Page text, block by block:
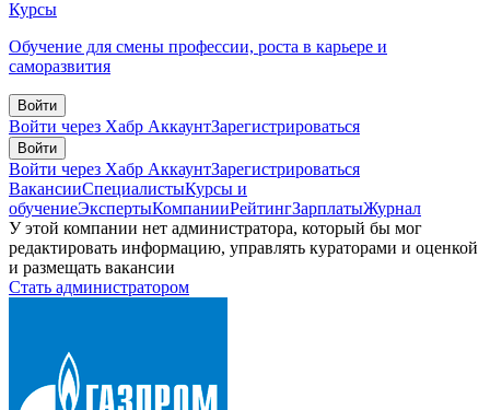
Курсы
Обучение для смены профессии, роста в карьере и
саморазвития
Войти
Войти через Хабр АккаунтЗарегистрироваться
Войти
Войти через Хабр АккаунтЗарегистрироваться
ВакансииСпециалистыКурсы и
обучениеЭкспертыКомпанииРейтингЗарплатыЖурнал
У этой компании нет администратора, который бы мог
редактировать информацию, управлять кураторами и оценкой
и размещать вакансии
Стать администратором